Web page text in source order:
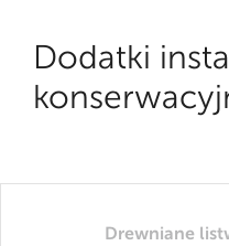
Dodatki
Drewniane